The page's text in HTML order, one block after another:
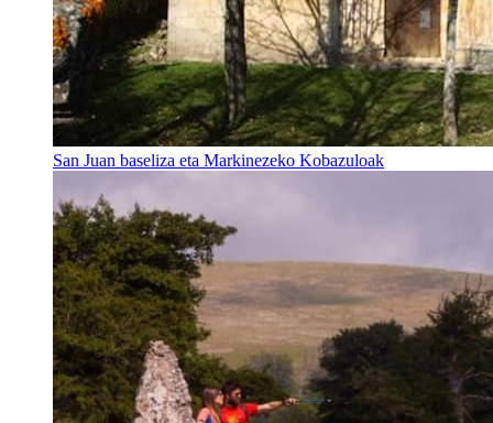
San Juan baseliza eta Markinezeko Kobazuloak